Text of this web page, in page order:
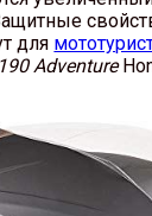
для
Adventure